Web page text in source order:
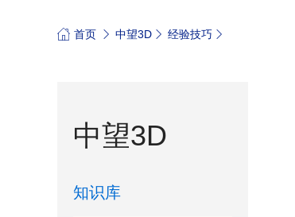
首页 中望3D 经验技巧
中望3D
知识库